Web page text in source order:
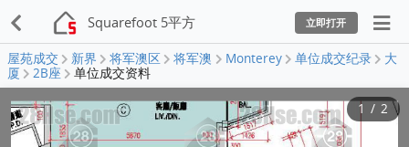
Squarefoot 5平方 立即打开
屋苑成交 新界 将军澳区 将军澳 Monterey 单位成交纪录
大
厦
2B座 单位成交资料
1 / 2